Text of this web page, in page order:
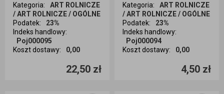
Kategoria:
ART ROLNICZE
/ ART ROLNICZE / OGÓLNE
Podatek:
23%
Indeks handlowy:
Poj000095
Koszt dostawy: 0,00
22,50 zł
Ilość sztuk
Kategoria:
ART ROLNICZE
/ ART ROLNICZE / OGÓLNE
Podatek:
23%
Indeks handlowy:
Poj000094
Koszt dostawy: 0,00
4,50 zł
Ilość sztuk